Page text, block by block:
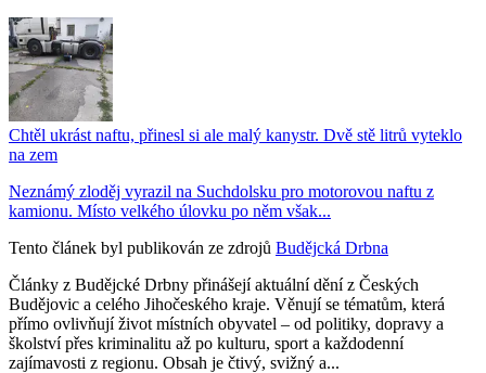
Chtěl ukrást naftu, přinesl si ale malý kanystr. Dvě stě litrů vyteklo
na zem
Neznámý zloděj vyrazil na Suchdolsku pro motorovou naftu z
kamionu. Místo velkého úlovku po něm však...
Tento článek byl publikován ze zdrojů Budějcká Drbna
Články z Budějcké Drbny přinášejí aktuální dění z Českých
Budějovic a celého Jihočeského kraje. Věnují se tématům, která
přímo ovlivňují život místních obyvatel – od politiky, dopravy a
školství přes kriminalitu až po kulturu, sport a každodenní
zajímavosti z regionu. Obsah je čtivý, svižný a...